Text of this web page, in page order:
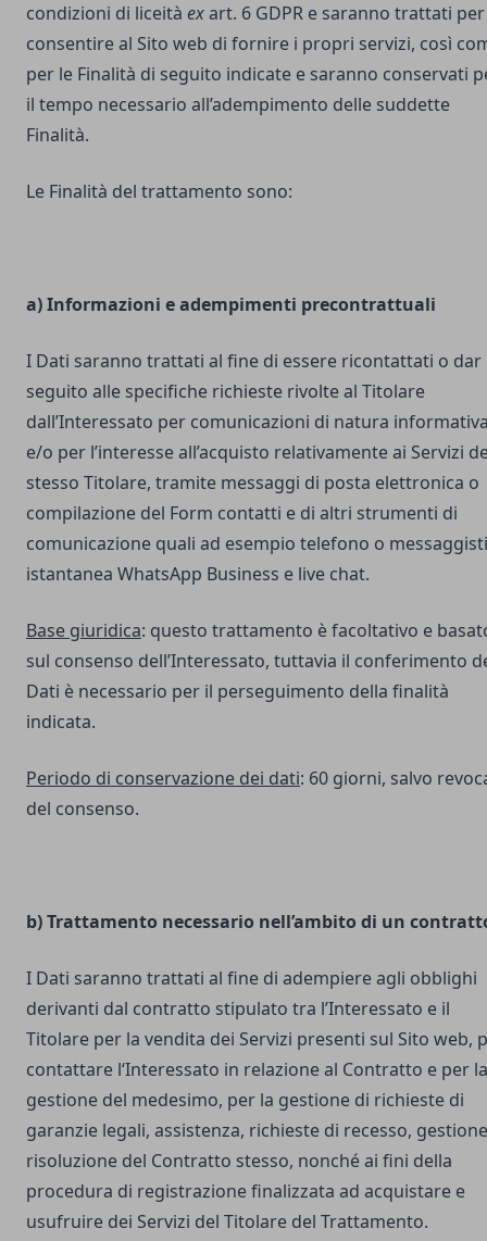
condizioni di liceità exart. 6 GDPR e saranno trattati per
consentire al Sito web di fornire i propri servizi, così
per le Finalità di seguito indicate e saranno conservati
il tempo necessario all’adempimento delle suddette
Finalità.
Le Finalità del trattamento sono:
a) Informazioni e adempimenti precontrattuali
I Dati saranno trattati al fine di essere ricontattati o dar
seguito alle specifiche richieste rivolte al Titolare
dall’Interessato per comunicazioni di natura
e/o per l’interesse all’acquisto relativamente ai Servizi
stesso Titolare, tramite messaggi di posta elettronica o
compilazione del Form contatti e di altri strumenti di
comunicazione quali ad esempio telefono o
istantanea WhatsApp Business e live chat.
Base giuridica: questo trattamento è facoltativo e
sul consenso dell’Interessato, tuttavia il conferimento
Dati è necessario per il perseguimento della finalità
indicata.
Periodo di conservazione dei dati: 60 giorni, salvo
del consenso.
b) Trattamento necessario nell’ambito di un
I Dati saranno trattati al fine di adempiere agli obblighi
derivanti dal contratto stipulato tra l’Interessato e il
Titolare per la vendita dei Servizi presenti sul Sito web,
contattare l‘Interessato in relazione al Contratto e per la
gestione del medesimo, per la gestione di richieste di
garanzie legali, assistenza, richieste di recesso,
risoluzione del Contratto stesso, nonché ai fini della
procedura di registrazione finalizzata ad acquistare e
usufruire dei Servizi del Titolare del Trattamento.